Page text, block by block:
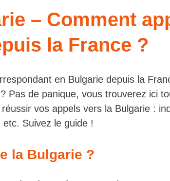
– Comment
la France ?
en Bulgarie depuis la
Pas de panique, vous trouverez ici
vos appels vers la Bulgarie :
Suivez le guide !
la Bulgarie ?